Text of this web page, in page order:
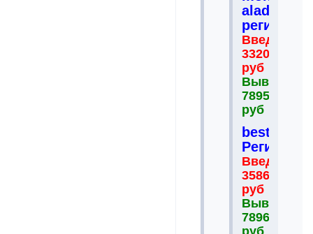
Введено
33200
руб
Выведено
78954
руб
Введено
35864
руб
Выведено
78965